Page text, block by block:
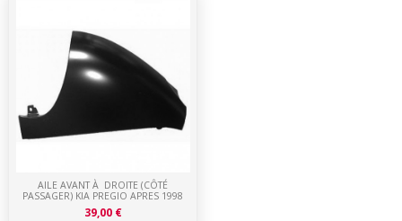
AILE AVANT À DROITE (CÔTÉ
PASSAGER) KIA PREGIO APRES 1998
39,00 €